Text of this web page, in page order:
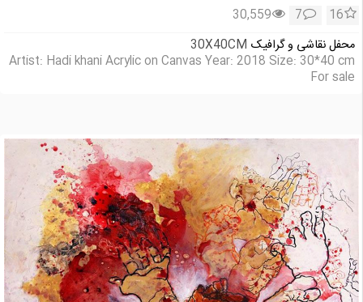
16
7
30,559
محفل نقاشی و گرافیک 30X40CM
Artist: Hadi khani Acrylic on Canvas Year: 2018 Size: 30*40 cm
For sale